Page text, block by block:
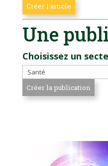
Une
Choisissez un